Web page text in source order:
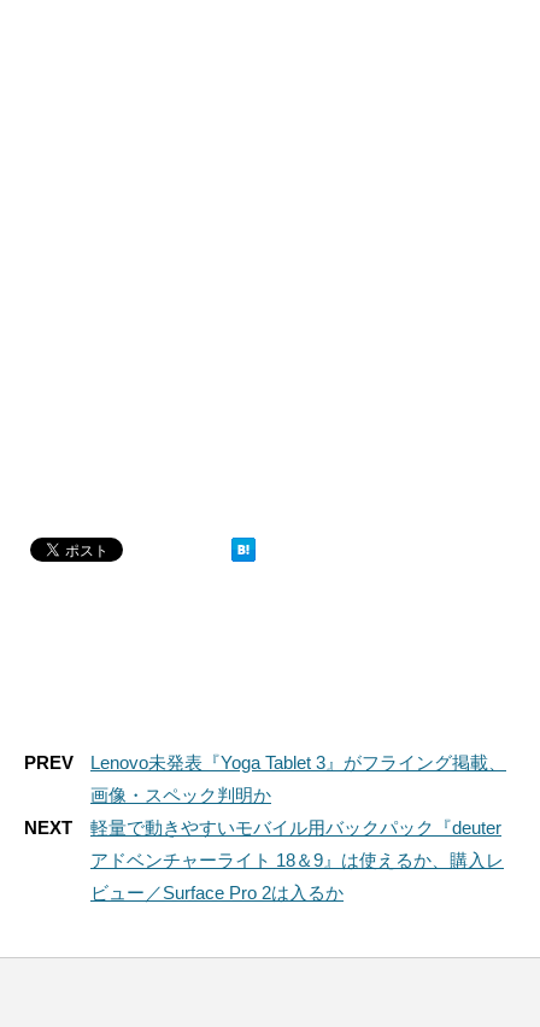
PREV
Lenovo未発表『Yoga Tablet 3』がフライング掲載、
画像・スペック判明か
NEXT
軽量で動きやすいモバイル用バックパック『deuter
アドベンチャーライト 18＆9』は使えるか、購入レ
ビュー／Surface Pro 2は入るか